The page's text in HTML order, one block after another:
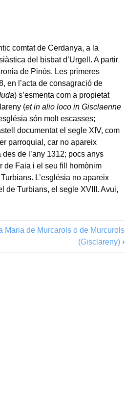
comtat de Cerdanya, a la
del bisbat d’Urgell. A partir
de Pinós. Les primeres
en l’acta de consagració de
) s’esmenta com a propietat
(et in alio loco in Gisclaenne
són molt escasses;
documentat el segle XIV, com
parroquial, car no apareix
de l’any 1312; pocs anys
de Faia i el seu fill homònim
L’església no apareix
de Turbians, el segle XVIII. Avui,
Maria de Murcarols o de Murcurols
(Gisclareny) ›